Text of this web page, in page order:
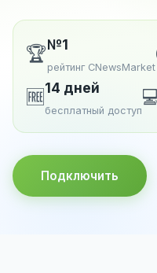
🏆№1
рейтинг CNewsMarket
🆓14 дней
бесплатный доступ
Подключить